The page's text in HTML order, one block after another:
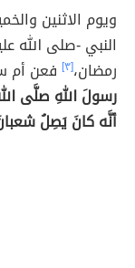
ويوم الاثنين
النبي -صلى الله
رمضان،[٣] فعن أم
رسولَ اللهِ صلَّى
أنَّه كانَ يَصِلُ